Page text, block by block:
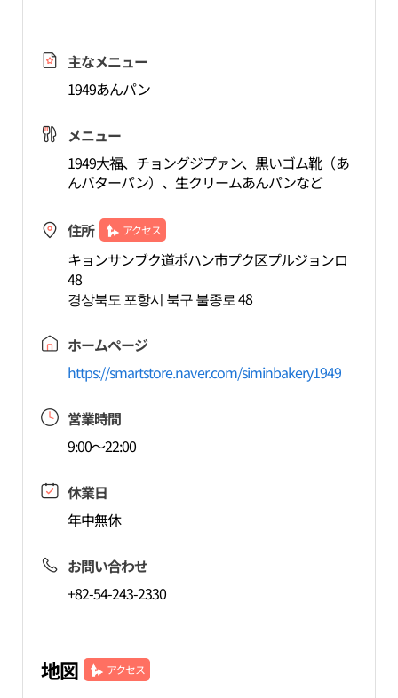
主なメニュー
1949あんパン
メニュー
1949大福、チョングジプァン、黒いゴム靴（あ
んバターパン）、生クリームあんパンなど
住所 アクセス
キョンサンブク道ポハン市プク区プルジョンロ
48
경상북도 포항시 북구 불종로 48
ホームページ
https://smartstore.naver.com/siminbakery1949
営業時間
9:00～22:00
休業日
年中無休
お問い合わせ
+82-54-243-2330
地図 アクセス